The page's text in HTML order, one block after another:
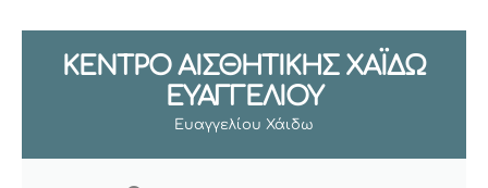
ΚΕΝΤΡΟ ΑΙΣΘΗΤΙΚΗΣ ΧΑΪΔΩ
ΕΥΑΓΓΕΛΙΟΥ
Ευαγγελίου Χάιδω